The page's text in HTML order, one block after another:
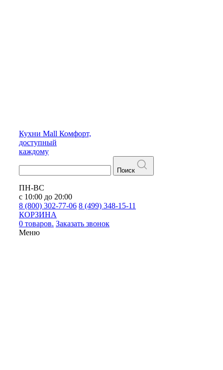
Кухни Mall Комфорт,
доступный
каждому
Поиск
ПН-ВС
с 10:00 до 20:00
8 (800) 302-77-06 8 (499) 348-15-11
КОРЗИНА
0 товаров. Заказать звонок
Меню